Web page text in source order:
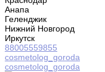
Анапа
Геленджик
Нижний Новгород
Иркутск
88005559855
cosmetolog_goroda
cosmetolog_goroda